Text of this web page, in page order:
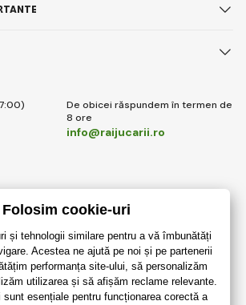
De obicei răspundem în termen de
8 ore
info@raijucarii.ro